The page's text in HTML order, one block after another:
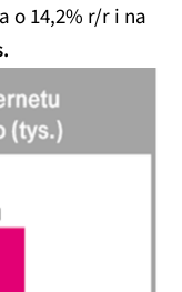
o 14,2% r/r i na